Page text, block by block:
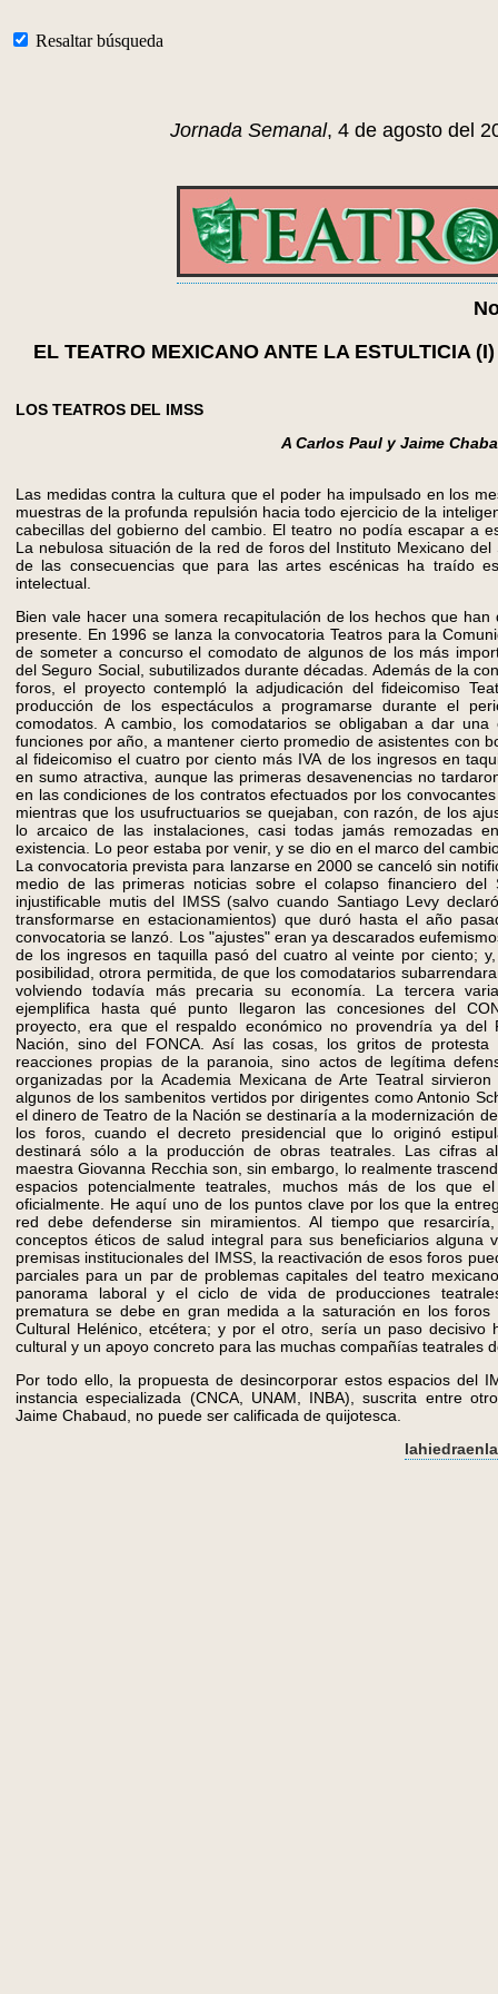
Resaltar búsqueda
Jornada Semanal, 4 de agosto del
EL TEATRO MEXICANO ANTE LA ESTULTICIA (I)
LOS TEATROS DEL IMSS
A Carlos Paul y Jaime
Las medidas contra la cultura que el poder ha impulsado en los
muestras de la profunda repulsión hacia todo ejercicio de la
cabecillas del gobierno del cambio. El teatro no podía escapar a
La nebulosa situación de la red de foros del Instituto Mexicano del
de las consecuencias que para las artes escénicas ha traído
intelectual.
Bien vale hacer una somera recapitulación de los hechos que han
presente. En 1996 se lanza la convocatoria Teatros para la
de someter a concurso el comodato de algunos de los más
del Seguro Social, subutilizados durante décadas. Además de la
foros, el proyecto contempló la adjudicación del fideicomiso
producción de los espectáculos a programarse durante el
comodatos. A cambio, los comodatarios se obligaban a dar una
funciones por año, a mantener cierto promedio de asistentes con
al fideicomiso el cuatro por ciento más IVA de los ingresos en
en sumo atractiva, aunque las primeras desavenencias no
en las condiciones de los contratos efectuados por los
mientras que los usufructuarios se quejaban, con razón, de los
lo arcaico de las instalaciones, casi todas jamás remozadas
existencia. Lo peor estaba por venir, y se dio en el marco del
La convocatoria prevista para lanzarse en 2000 se canceló sin
medio de las primeras noticias sobre el colapso financiero del
injustificable mutis del IMSS (salvo cuando Santiago Levy
transformarse en estacionamientos) que duró hasta el año
convocatoria se lanzó. Los "ajustes" eran ya descarados
de los ingresos en taquilla pasó del cuatro al veinte por ciento;
posibilidad, otrora permitida, de que los comodatarios
volviendo todavía más precaria su economía. La tercera
ejemplifica hasta qué punto llegaron las concesiones del
proyecto, era que el respaldo económico no provendría ya del
Nación, sino del FONCA. Así las cosas, los gritos de
reacciones propias de la paranoia, sino actos de legítima
organizadas por la Academia Mexicana de Arte Teatral
algunos de los sambenitos vertidos por dirigentes como Antonio
el dinero de Teatro de la Nación se destinaría a la modernización
los foros, cuando el decreto presidencial que lo originó
destinará sólo a la producción de obras teatrales. Las cifras
maestra Giovanna Recchia son, sin embargo, lo realmente
espacios potencialmente teatrales, muchos más de los que
oficialmente. He aquí uno de los puntos clave por los que la
red debe defenderse sin miramientos. Al tiempo que
conceptos éticos de salud integral para sus beneficiarios alguna
premisas institucionales del IMSS, la reactivación de esos foros
parciales para un par de problemas capitales del teatro
panorama laboral y el ciclo de vida de producciones
prematura se debe en gran medida a la saturación en los foros
Cultural Helénico, etcétera; y por el otro, sería un paso decisivo
cultural y un apoyo concreto para las muchas compañías teatrales
Por todo ello, la propuesta de desincorporar estos espacios del
instancia especializada (CNCA, UNAM, INBA), suscrita entre
Jaime Chabaud, no puede ser calificada de quijotesca.